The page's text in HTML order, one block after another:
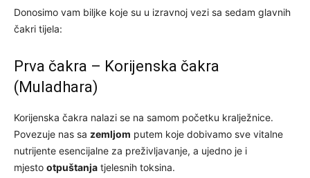
Donosimo vam biljke koje su u izravnoj vezi sa sedam glavnih
čakri tijela:
Prva čakra – Korijenska čakra
(Muladhara)
Korijenska čakra nalazi se na samom početku kralježnice.
Povezuje nas sa zemljom putem koje dobivamo sve vitalne
nutrijente esencijalne za preživljavanje, a ujedno je i
mjesto otpuštanja tjelesnih toksina.